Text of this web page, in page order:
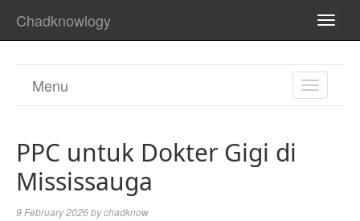
Chadknowlogy
TOGGLE
Menu
PPC untuk Dokter Gigi di
Mississauga
9 February 2026bychadknow